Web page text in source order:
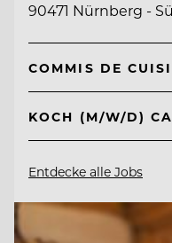
90471 Nürnberg -
COMMIS DE
KOCH (M/W/D)
Entdecke alle Jobs